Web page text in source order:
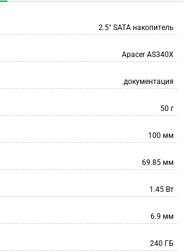
2.5" SATA накопитель
Apacer AS340X
документация
50 г
100 мм
69.85 мм
1.45 Вт
6.9 мм
240 ГБ